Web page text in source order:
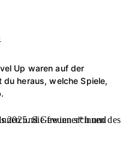
Up waren auf der
heraus, welche Spiele,